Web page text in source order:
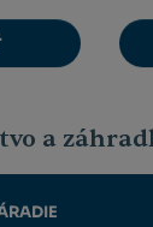
a